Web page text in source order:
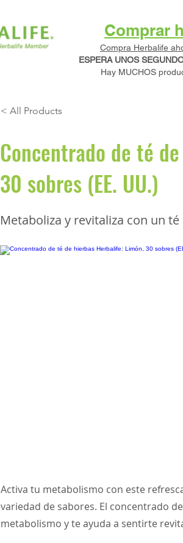
Comprar
Compra Herbalife
ESPERA UNOS
Hay MUCHOS
< All Products
Concentrado de té
30 sobres (EE. UU.)
Metaboliza y revitaliza con un
Activa tu metabolismo con este
variedad de sabores. El concentrado
metabolismo y te ayuda a sentirte